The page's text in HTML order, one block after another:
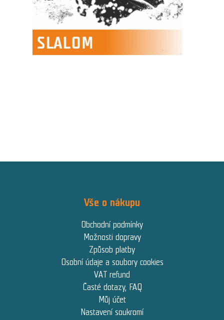
Vše o nákupu
Obchodní podmínky
Možnosti dopravy
Způsob platby
Osobní údaje a soubory cookies
VAT refund
Časté dotazy, FAQ
Můj účet
Nastavení soukromí